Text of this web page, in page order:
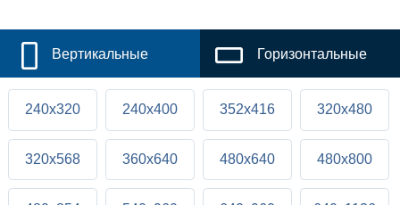
Вертикальные Горизонтальные
240x320 240x400 352x416 320x480
320x568 360x640 480x640 480x800